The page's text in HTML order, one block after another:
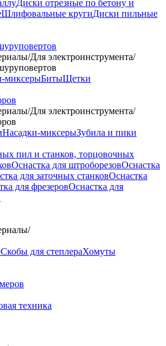
Диски отрезные по бетону и
Шлифовальные кругиДиски пильные
/Для электроинструмента/
миксерыБитыЩетки
/Для электроинструмента/
Насадки-миксерыЗубила и пики
пил и станков, торцовочных
Оснастка для штроборезовОснастка
для заточных станковОснастка
для фрезеровОснастка для
/
Скобы для степлераХомуты